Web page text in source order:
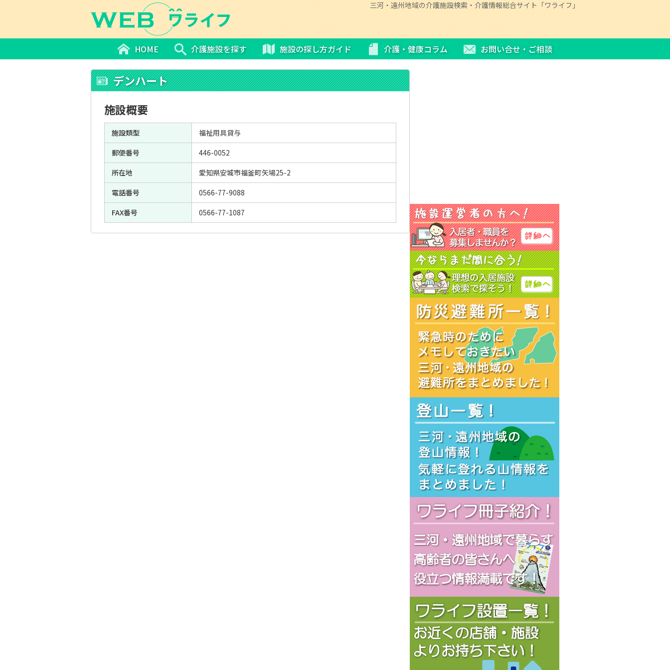
三河・遠州地域の介護施設検索・介護情報総合サイト「ワライフ」
HOME 介護施設を探す 施設の探し方ガイド 介護・健康コラム お問い合せ・ご相談
デンハート
施設概要
施設類型
福祉用具貸与
郵便番号
446-0052
所在地
愛知県安城市福釜町矢場25-2
電話番号
0566-77-9088
FAX番号
0566-77-1087